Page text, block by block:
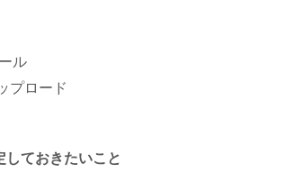
ル
プロード
ておきたいこと